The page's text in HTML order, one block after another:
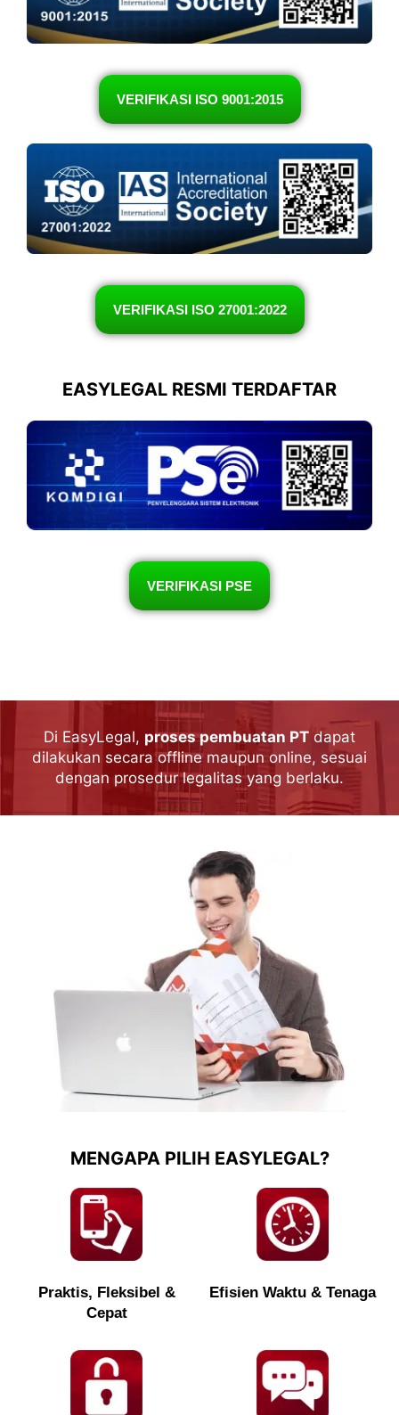
VERIFIKASI ISO 9001:2015
VERIFIKASI ISO 27001:2022
EASYLEGAL RESMI TERDAFTAR
VERIFIKASI PSE
Di EasyLegal, proses pembuatan PT dapat
dilakukan secara offline maupun online, sesuai
dengan prosedur legalitas yang berlaku.
MENGAPA PILIH EASYLEGAL?
Praktis, Fleksibel &
Cepat
Efisien Waktu & Tenaga